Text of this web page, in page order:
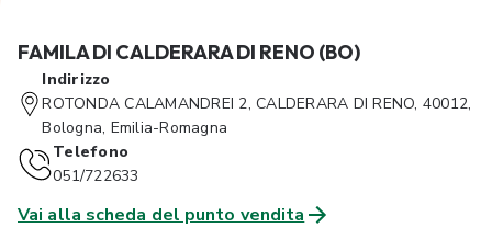
FAMILA DI CALDERARA DI RENO (BO)
Indirizzo
ROTONDA CALAMANDREI 2, CALDERARA DI RENO, 40012,
Bologna, Emilia-Romagna
Telefono
051/722633
Vai alla scheda del punto vendita